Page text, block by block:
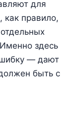
для
как правило,
здесь
— дают
быть с